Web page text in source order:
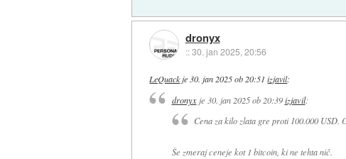
dronyx
::30. jan 2025, 20:56
LeQuackje 30. jan 2025 ob 20:51 izjavil:
dronyxje 30. jan 2025 ob 20:39 izjavil:
Cena za kilo zlata gre proti 100.000 USD.
Še zmeraj ceneje kot 1 bitcoin, ki ne tehta nič.